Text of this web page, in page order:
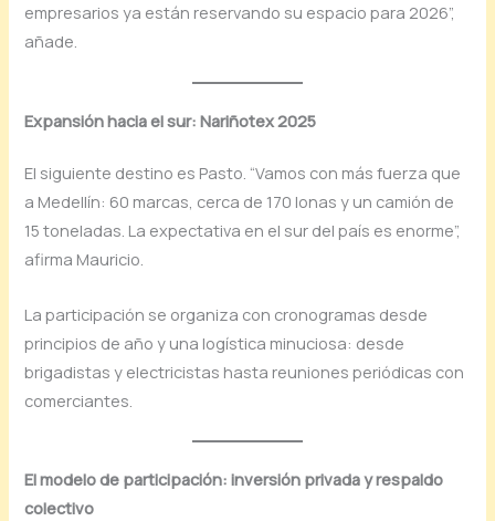
empresarios ya están reservando su espacio para 2026”,
añade.
Expansión hacia el sur: Nariñotex 2025
El siguiente destino es Pasto. “Vamos con más fuerza que
a Medellín: 60 marcas, cerca de 170 lonas y un camión de
15 toneladas. La expectativa en el sur del país es enorme”,
afirma Mauricio.
La participación se organiza con cronogramas desde
principios de año y una logística minuciosa: desde
brigadistas y electricistas hasta reuniones periódicas con
comerciantes.
El modelo de participación: inversión privada y respaldo
colectivo